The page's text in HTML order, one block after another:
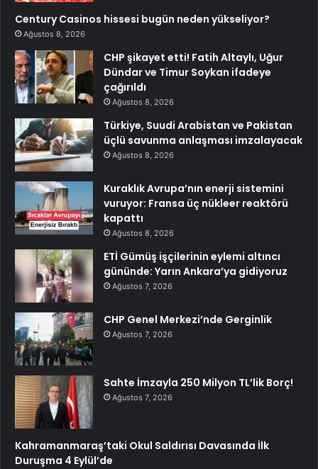
Century Casinos hissesi bugün neden yükseliyor?
Ağustos 8, 2026
CHP şikayet etti! Fatih Altaylı, Uğur
Dündar ve Timur Soykan ifadeye
çağırıldı
Ağustos 8, 2026
Türkiye, Suudi Arabistan ve Pakistan
üçlü savunma anlaşması imzalayacak
Ağustos 8, 2026
Kuraklık Avrupa’nın enerji sistemini
vuruyor: Fransa üç nükleer reaktörü
kapattı
Ağustos 8, 2026
ETİ Gümüş işçilerinin eylemi altıncı
gününde: Yarın Ankara’ya gidiyoruz
Ağustos 7, 2026
CHP Genel Merkezi’nde Gerginlik
Ağustos 7, 2026
Sahte İmzayla 250 Milyon TL’lik Borç!
Ağustos 7, 2026
Kahramanmaraş’taki Okul Saldırısı Davasında İlk
Duruşma 4 Eylül’de